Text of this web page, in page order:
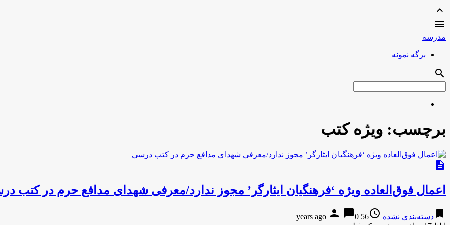
expand_less

مدرسه
برگه نمونه
search
برچسب: ویژه کتب
description
اعمال فوق‌العاده ویژه ‘فرهنگیان ایثارگر’ مجوز ندارد/معرفی شهدای مدافع حرم در کتب
bookmark دسته‌بندی نشده access_time
56 years ago
person chat_bubble0